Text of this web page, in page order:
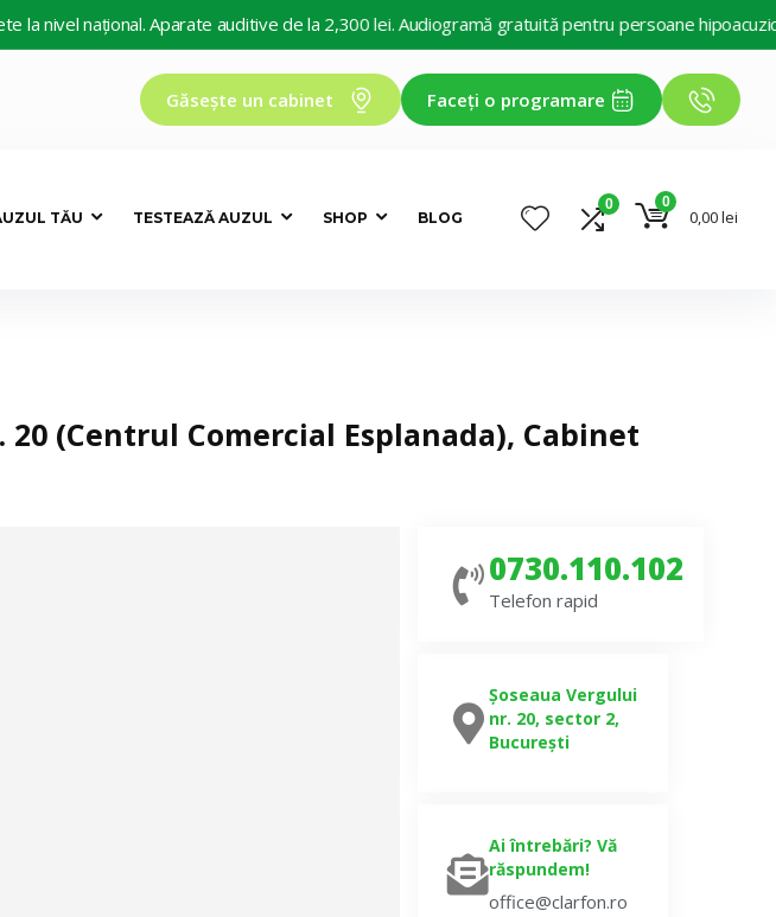
național. Aparate auditive de la 2,300 lei. Audiogramă gratuită pentru persoane hipoacuzice.
Găsește un cabinet Faceți o programare
TĂU TESTEAZĂ AUZUL SHOP BLOG
0 0
0,00lei
(Centrul Comercial Esplanada), Cabinet
0730.110.102
Telefon rapid
Șoseaua Vergului
nr. 20, sector 2,
București
Ai întrebări? Vă
răspundem!
office@clarfon.ro